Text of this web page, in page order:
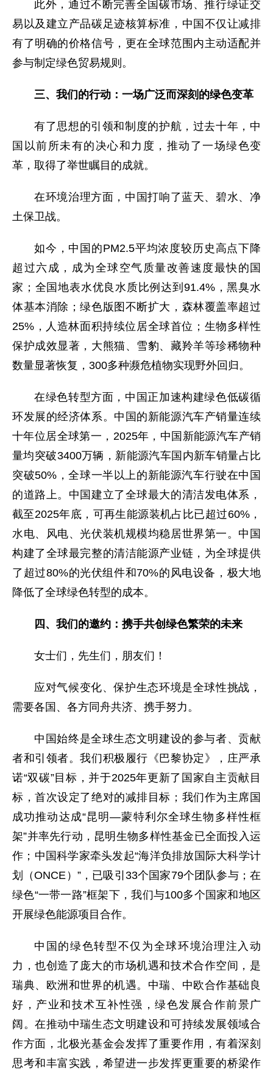
此外，通过不断完善全国碳市场、推行绿证交
易以及建立产品碳足迹核算标准，中国不仅让减排
有了明确的价格信号，更在全球范围内主动适配并
参与制定绿色贸易规则。
三、我们的行动：一场广泛而深刻的绿色变革
有了思想的引领和制度的护航，过去十年，中
国以前所未有的决心和力度，推动了一场绿色变
革，取得了举世瞩目的成就。
在环境治理方面，中国打响了蓝天、碧水、净
土保卫战。
如今，中国的PM2.5平均浓度较历史高点下降
超过六成，成为全球空气质量改善速度最快的国
家；全国地表水优良水质比例达到91.4%，黑臭水
体基本消除；绿色版图不断扩大，森林覆盖率超过
25%，人造林面积持续位居全球首位；生物多样性
保护成效显著，大熊猫、雪豹、藏羚羊等珍稀物种
数量显著恢复，300多种濒危植物实现野外回归。
在绿色转型方面，中国正加速构建绿色低碳循
环发展的经济体系。中国的新能源汽车产销量连续
十年位居全球第一，2025年，中国新能源汽车产销
量均突破3400万辆，新能源汽车国内新车销量占比
突破50%，全球一半以上的新能源汽车行驶在中国
的道路上。中国建立了全球最大的清洁发电体系，
截至2025年底，可再生能源装机占比已超过60%，
水电、风电、光伏装机规模均稳居世界第一。中国
构建了全球最完整的清洁能源产业链，为全球提供
了超过80%的光伏组件和70%的风电设备，极大地
降低了全球绿色转型的成本。
四、我们的邀约：携手共创绿色繁荣的未来
女士们，先生们，朋友们！
应对气候变化、保护生态环境是全球性挑战，
需要各国、各方同舟共济、携手努力。
中国始终是全球生态文明建设的参与者、贡献
者和引领者。我们积极履行《巴黎协定》，庄严承
诺“双碳”目标，并于2025年更新了国家自主贡献目
标，首次设定了绝对的减排目标；我们作为主席国
成功推动达成“昆明—蒙特利尔全球生物多样性框
架”并率先行动，昆明生物多样性基金已全面投入运
作；中国科学家牵头发起“海洋负排放国际大科学计
划（ONCE）”，已吸引33个国家79个团队参与；在
绿色“一带一路”框架下，我们与100多个国家和地区
开展绿色能源项目合作。
中国的绿色转型不仅为全球环境治理注入动
力，也创造了庞大的市场机遇和技术合作空间，是
瑞典、欧洲和世界的机遇。中瑞、中欧合作基础良
好，产业和技术互补性强，绿色发展合作前景广
阔。在推动中瑞生态文明建设和可持续发展领域合
作方面，北极光基金会发挥了重要作用，有着深刻
思考和丰富实践，希望进一步发挥更重要的桥梁作